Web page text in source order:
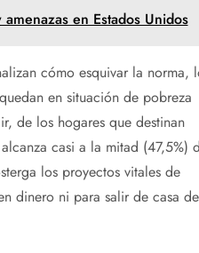
en Estados Unidos
cómo esquivar la norma,
en situación de pobreza
de los hogares que destinan
casi a la mitad (47,5%)
los proyectos vitales de
dinero ni para salir de casa de